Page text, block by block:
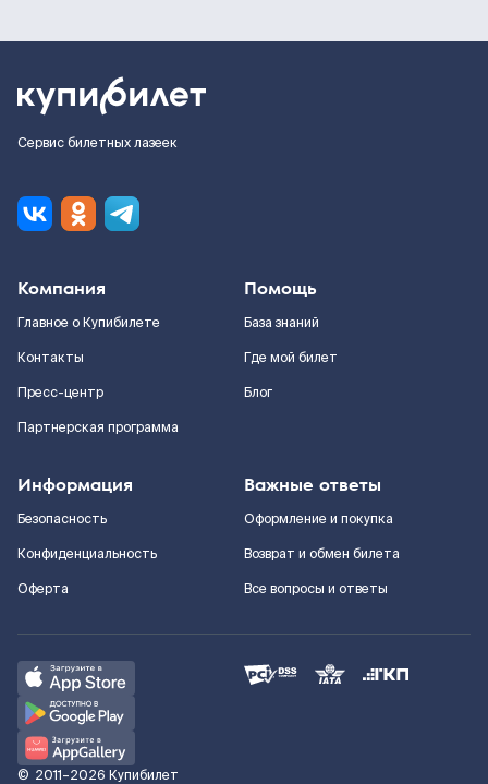
Сервис билетных лазеек
Компания
Главное о Купибилете
Контакты
Пресс-центр
Партнерская программа
Помощь
База знаний
Где мой билет
Блог
Информация
Безопасность
Конфиденциальность
Оферта
Важные ответы
Оформление и покупка
Возврат и обмен билета
Все вопросы и ответы
© 2011–2026 Купибилет